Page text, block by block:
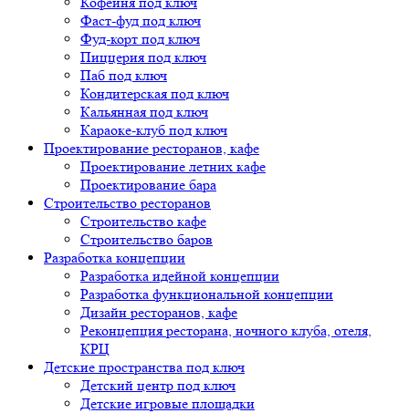
Фаст-фуд под ключ
Фуд-корт под ключ
Пиццерия под ключ
Паб под ключ
Кондитерская под ключ
Кальянная под ключ
Караоке-клуб под ключ
Проектирование ресторанов, кафе
Проектирование летних кафе
Проектирование бара
Строительство ресторанов
Строительство кафе
Строительство баров
Разработка концепции
Разработка идейной концепции
Разработка функциональной концепции
Дизайн ресторанов, кафе
Реконцепция ресторана, ночного клуба, отеля,
КРЦ
Детские пространства под ключ
Детский центр под ключ
Детские игровые площадки